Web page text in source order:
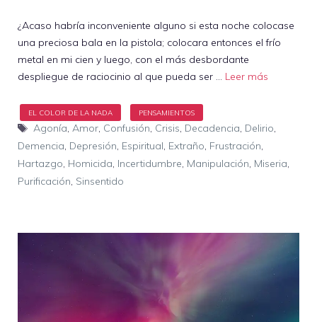
¿Acaso habría inconveniente alguno si esta noche colocase
una preciosa bala en la pistola; colocara entonces el frío
metal en mi cien y luego, con el más desbordante
despliegue de raciocinio al que pueda ser … Leer más
Etiquetas
Agonía, Amor, Confusión, Crisis, Decadencia, Delirio,
Demencia, Depresión, Espiritual, Extraño, Frustración,
Hartazgo, Homicida, Incertidumbre, Manipulación, Miseria,
Purificación, Sinsentido